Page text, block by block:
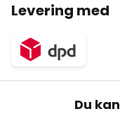
Levering med
Du